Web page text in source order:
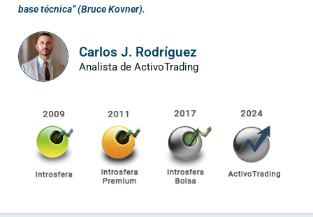
base técnica” (Bruce Kovner).
Carlos J. Rodríguez
Analista de ActivoTrading